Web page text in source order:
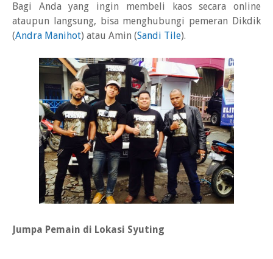
Bagi Anda yang ingin membeli kaos secara online
ataupun langsung, bisa menghubungi pemeran Dikdik
(Andra Manihot) atau Amin (Sandi Tile).
Jumpa Pemain di Lokasi Syuting